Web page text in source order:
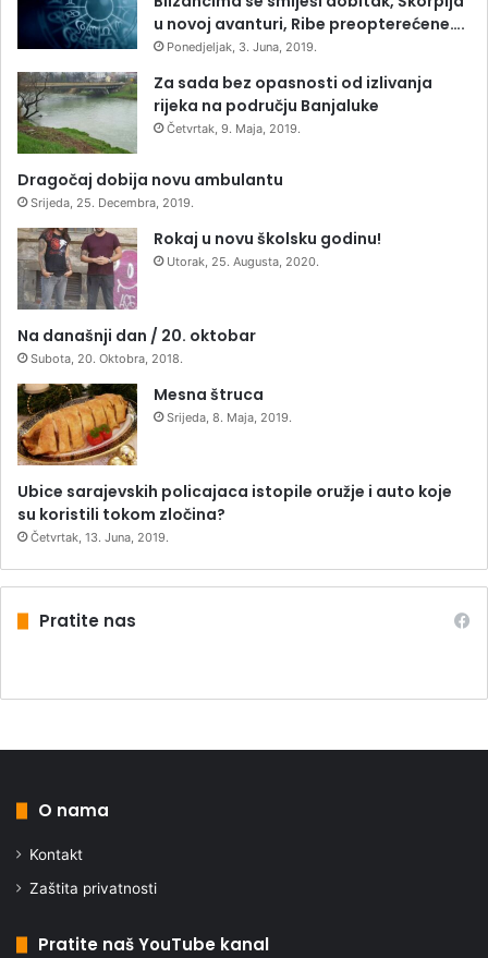
u novoj avanturi, Ribe preopterećene….
Ponedjeljak, 3. Juna, 2019.
Za sada bez opasnosti od izlivanja
rijeka na području Banjaluke
Četvrtak, 9. Maja, 2019.
Dragočaj dobija novu ambulantu
Srijeda, 25. Decembra, 2019.
Rokaj u novu školsku godinu!
Utorak, 25. Augusta, 2020.
Na današnji dan / 20. oktobar
Subota, 20. Oktobra, 2018.
Mesna štruca
Srijeda, 8. Maja, 2019.
Ubice sarajevskih policajaca istopile oružje i auto koje
su koristili tokom zločina?
Četvrtak, 13. Juna, 2019.
Pratite nas
O nama
Kontakt
Zaštita privatnosti
Pratite naš YouTube kanal